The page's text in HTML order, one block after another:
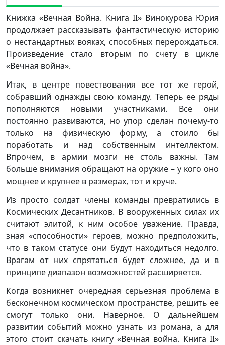
Книжка «Вечная Война. Книга II» Винокурова Юрия
продолжает рассказывать фантастическую историю
о нестандартных вояках, способных перерождаться.
Произведение стало вторым по счету в цикле
«Вечная война».
Итак, в центре повествования все тот же герой,
собравший однажды свою команду. Теперь ее ряды
пополняются новыми участниками. Все они
постоянно развиваются, но упор сделан почему-то
только на физическую форму, а стоило бы
поработать и над собственным интеллектом.
Впрочем, в армии мозги не столь важны. Там
больше внимания обращают на оружие – у кого оно
мощнее и крупнее в размерах, тот и круче.
Из просто солдат члены команды превратились в
Космических Десантников. В вооруженных силах их
считают элитой, к ним особое уважение. Правда,
зная «способности» героев, можно предположить,
что в таком статусе они будут находиться недолго.
Врагам от них спрятаться будет сложнее, да и в
принципе диапазон возможностей расширяется.
Когда возникнет очередная серьезная проблема в
бесконечном космическом пространстве, решить ее
смогут только они. Наверное. О дальнейшем
развитии событий можно узнать из романа, а для
этого стоит скачать книгу «Вечная война. Книга II»